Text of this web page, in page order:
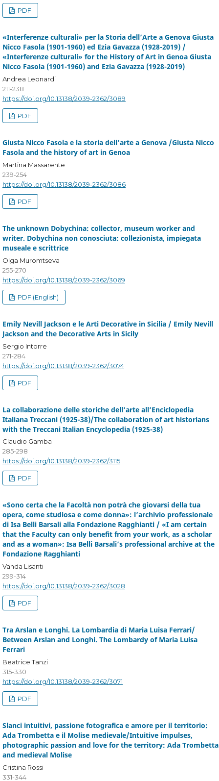
PDF
«Interferenze culturali» per la Storia dell’Arte a Genova Giusta
Nicco Fasola (1901-1960) ed Ezia Gavazza (1928-2019) /
«Interferenze culturali» for the History of Art in Genoa Giusta
Nicco Fasola (1901-1960) and Ezia Gavazza (1928-2019)
Andrea Leonardi
211-238
https://doi.org/10.13138/2039-2362/3089
PDF
Giusta Nicco Fasola e la storia dell’arte a Genova /Giusta Nicco
Fasola and the history of art in Genoa
Martina Massarente
239-254
https://doi.org/10.13138/2039-2362/3086
PDF
The unknown Dobychina: collector, museum worker and
writer. Dobychina non conosciuta: collezionista, impiegata
museale e scrittrice
Olga Muromtseva
255-270
https://doi.org/10.13138/2039-2362/3069
PDF (English)
Emily Nevill Jackson e le Arti Decorative in Sicilia / Emily Nevill
Jackson and the Decorative Arts in Sicily
Sergio Intorre
271-284
https://doi.org/10.13138/2039-2362/3074
PDF
La collaborazione delle storiche dell’arte all’Enciclopedia
Italiana Treccani (1925-38)/The collaboration of art historians
with the Treccani Italian Encyclopedia (1925-38)
Claudio Gamba
285-298
https://doi.org/10.13138/2039-2362/3115
PDF
«Sono certa che la Facoltà non potrà che giovarsi della tua
opera, come studiosa e come donna»: l’archivio professionale
di Isa Belli Barsali alla Fondazione Ragghianti / «I am certain
that the Faculty can only benefit from your work, as a scholar
and as a woman»: Isa Belli Barsali’s professional archive at the
Fondazione Ragghianti
Vanda Lisanti
299-314
https://doi.org/10.13138/2039-2362/3028
PDF
Tra Arslan e Longhi. La Lombardia di Maria Luisa Ferrari/
Between Arslan and Longhi. The Lombardy of Maria Luisa
Ferrari
Beatrice Tanzi
315-330
https://doi.org/10.13138/2039-2362/3071
PDF
Slanci intuitivi, passione fotografica e amore per il territorio:
Ada Trombetta e il Molise medievale/Intuitive impulses,
photographic passion and love for the territory: Ada Trombetta
and medieval Molise
Cristina Rossi
331-344